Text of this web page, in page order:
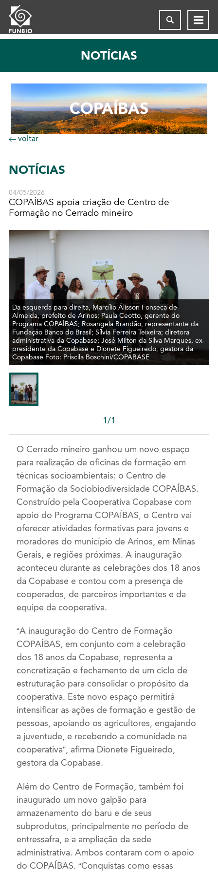
NOTÍCIAS
COPAÍBAS
voltar
NOTÍCIAS
04/05/2026
COPAÍBAS apoia criação de Centro de
Formação no Cerrado mineiro
Da esquerda para direita, Marcílio Álisson Fonseca de
Almeida, prefeito de Arinos; Paula Ceotto, gerente do
Programa COPAÍBAS; Rosangela Brandão, representante da
Fundação Banco do Brasil; Sílvia Ferreira Teixeira; diretora
administrativa da Copabase; José Milton da Silva Marques, ex-
presidente da Copabase e Dionete Figueiredo, gestora da
Copabase Foto: Priscila Boschini/COPABASE
1/1
O Cerrado mineiro ganhou um novo espaço
para realização de oficinas de formação em
técnicas socioambientais: o Centro de
Formação da Sociobiodiversidade COPAÍBAS.
Construído pela Cooperativa Copabase com
apoio do Programa COPAÍBAS, o Centro vai
oferecer atividades formativas para jovens e
moradores do município de Arinos, em Minas
Gerais, e regiões próximas. A inauguração
aconteceu durante as celebrações dos 18 anos
da Copabase e contou com a presença de
cooperados, de parceiros importantes e da
equipe da cooperativa.
“A inauguração do Centro de Formação
COPAÍBAS, em conjunto com a celebração
dos 18 anos da Copabase, representa a
concretização e fechamento de um ciclo de
estruturação para consolidar o propósito da
cooperativa. Este novo espaço permitirá
intensificar as ações de formação e gestão de
pessoas, apoiando os agricultores, engajando
a juventude, e recebendo a comunidade na
cooperativa”, afirma Dionete Figueiredo,
gestora da Copabase.
Além do Centro de Formação, também foi
inaugurado um novo galpão para
armazenamento do baru e de seus
subprodutos, principalmente no período de
entressafra, e a ampliação da sede
administrativa. Ambos contaram com o apoio
do COPAÍBAS. “Conquistas como essas